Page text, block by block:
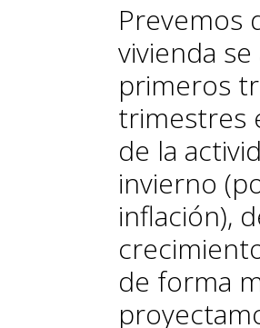
Prevemos
vivienda
primeros
trimestres
de la
invierno
inflación),
de forma